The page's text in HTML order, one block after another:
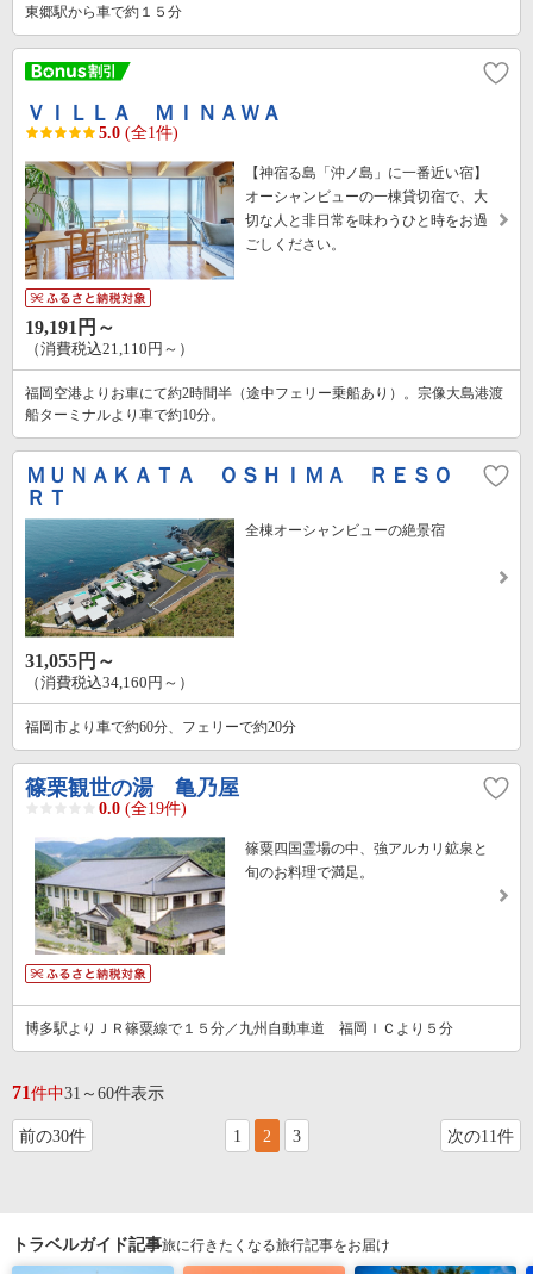
東郷駅から車で約１５分
ＶＩＬＬＡ ＭＩＮＡＷＡ
5.0 (全1件)
【神宿る島「沖ノ島」に一番近い宿】
オーシャンビューの一棟貸切宿で、大
切な人と非日常を味わうひと時をお過
ごしください。
19,191円～
（消費税込21,110円～）
福岡空港よりお車にて約2時間半（途中フェリー乗船あり）。宗像大島港渡
船ターミナルより車で約10分。
ＭＵＮＡＫＡＴＡ ＯＳＨＩＭＡ ＲＥＳＯ
ＲＴ
全棟オーシャンビューの絶景宿
31,055円～
（消費税込34,160円～）
福岡市より車で約60分、フェリーで約20分
篠栗観世の湯 亀乃屋
0.0 (全19件)
篠粟四国霊場の中、強アルカリ鉱泉と
旬のお料理で満足。
博多駅よりＪＲ篠粟線で１５分／九州自動車道 福岡ＩＣより５分
71件中31～60件表示
前の30件 1 2 3 次の11件
トラベルガイド記事旅に行きたくなる旅行記事をお届け